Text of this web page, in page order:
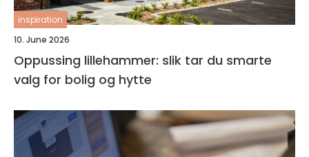
inspiration
10. June 2026
Oppussing lillehammer: slik tar du smarte
valg for bolig og hytte